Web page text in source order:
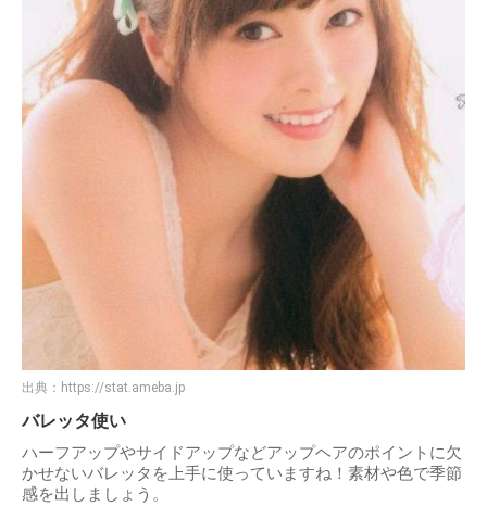
出典： https://stat.ameba.jp
バレッタ使い
ハーフアップやサイドアップなどアップヘアのポイントに欠
かせないバレッタを上手に使っていますね！素材や色で季節
感を出しましょう。